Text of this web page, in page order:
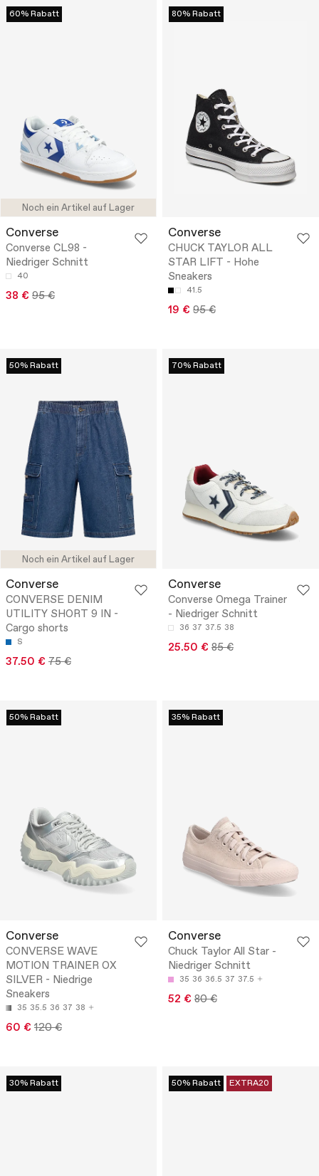
Noch ein Artikel auf Lager
60% Rabatt
Converse
Converse CL98 -
Niedriger Schnitt
40
38 € 95 €
80% Rabatt
Converse
CHUCK TAYLOR ALL
STAR LIFT - Hohe
Sneakers
41.5
19 € 95 €
Noch ein Artikel auf Lager
50% Rabatt
Converse
CONVERSE DENIM
UTILITY SHORT 9 IN -
Cargo shorts
S
37.50 € 75 €
70% Rabatt
Converse
Converse Omega Trainer
- Niedriger Schnitt
36 37 37.5 38
25.50 € 85 €
50% Rabatt
Converse
CONVERSE WAVE
MOTION TRAINER OX
SILVER - Niedrige
Sneakers
35 35.5 36 37 38
60 € 120 €
35% Rabatt
Converse
Chuck Taylor All Star -
Niedriger Schnitt
35 36 36.5 37 37.5
52 € 80 €
30% Rabatt 50% Rabatt EXTRA20